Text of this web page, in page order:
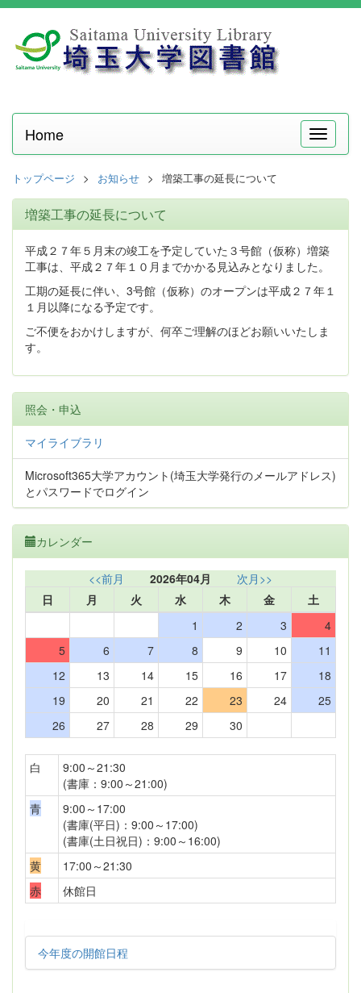
メ
ニ
Home
トップページ お知らせ 増築工事の延長について
増築工事の延長について
平成２７年５月末の竣工を予定していた３号館（仮称）増築
工事は、平成２７年１０月までかかる見込みとなりました。
工期の延長に伴い、3号館（仮称）のオープンは平成２７年１
１月以降になる予定です。
ご不便をおかけしますが、何卒ご理解のほどお願いいたしま
す。
照会・申込
マイライブラリ
Microsoft365大学アカウント(埼玉大学発行のメールアドレス)
とパスワードでログイン
カレンダー
<<前月 2026年04月
次月>>
日
月 火 水 木 金
土
1
2 3
4
5
6 7 8 9 10
11
12
13 14 15 16 17
18
19
20 21 22 23 24
25
26
27 28 29 30
白
9:00～21:30
(書庫：9:00～21:00)
青
9:00～17:00
(書庫(平日)：9:00～17:00)
(書庫(土日祝日)：9:00～16:00)
黄
17:00～21:30
赤
休館日
今年度の開館日程